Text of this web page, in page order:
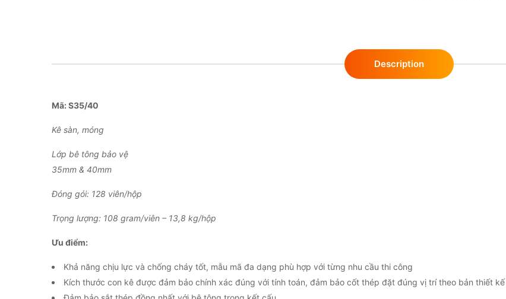
Description
Mã: S35/40
Kê sàn, móng
Lớp bê tông bảo vệ
35mm & 40mm
Đóng gói: 128 viên/hộp
Trọng lượng: 108 gram/viên – 13,8 kg/hộp
Ưu điểm:
Khả năng chịu lực và chống cháy tốt, mẫu mã đa dạng phù hợp với từng nhu cầu thi công
Kích thước con kê được đảm bảo chính xác đúng với tính toán, đảm bảo cốt thép đặt đúng vị trí theo bản thiết kế